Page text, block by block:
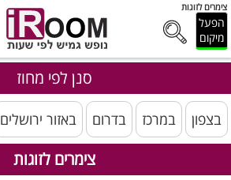
צימרים לזוגות
הפעל
מיקום
סנן לפי מחוז
בצפון במרכז בדרום באזור ירושלים
צימרים לזוגות